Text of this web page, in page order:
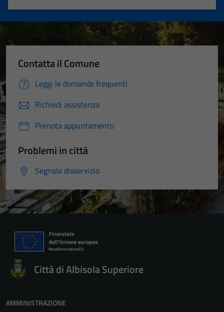
Valuta 5 stelle su 5
Valuta 4 stelle su 5
Valuta 3 stelle su 5
Valuta 2 stelle su 5
Valuta 1 stelle su 5
Contatta il Comune
Leggi le domande frequenti
Richiedi assistenza
Prenota appuntamento
Problemi in città
Segnala disservizio
Città di Albisola Superiore
AMMINISTRAZIONE